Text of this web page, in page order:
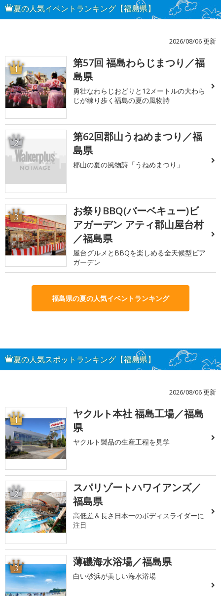
夏の人気イベントランキング【福島県】
2026/08/06 更新
1
第57回 福島わらじまつり／福
島県
勇壮なわらじおどりと12メートルの大わら
じが練り歩く福島の夏の風物詩
2
第62回郡山うねめまつり／福
島県
郡山の夏の風物詩「うねめまつり」
3
お祭りBBQ(バーベキュー)ビ
アガーデン アティ郡山屋台村
／福島県
屋台グルメとBBQを楽しめる全天候型ビア
ガーデン
福島県の夏の人気イベントランキング
夏の人気スポットランキング【福島県】
2026/08/06 更新
1
ヤクルト本社 福島工場／福島
県
ヤクルト製品の生産工程を見学
2
スパリゾートハワイアンズ／
福島県
高低差＆長さ日本一のボディスライダーに
注目
3 薄磯海水浴場／福島県
白い砂浜が美しい海水浴場